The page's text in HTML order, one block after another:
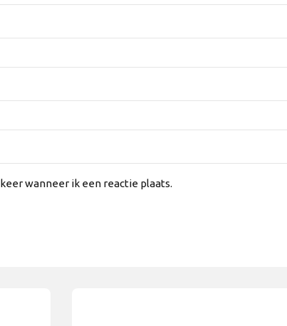
wanneer ik een reactie plaats.